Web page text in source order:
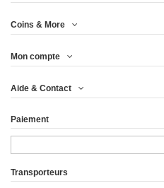
Coins & More
Mon compte
Aide & Contact
Paiement
Transporteurs